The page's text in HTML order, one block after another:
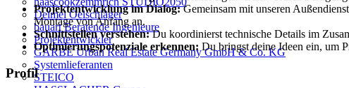
Deimel Oelschläger
bauart Beratende Ingenieure
Projektentwickler
GARBE Urban Real Estate Germany GmbH & Co. KG
Systemlieferanten
STEICO
Projektentwicklung im Dialog:Gemeinsam mit unseren
Montage von Anfang an.
Schnittstellen verstehen:Du koordinierst technische Details im
Optimierungspotenziale erkennen: Du bringst deine Ideen ein, um
Profil